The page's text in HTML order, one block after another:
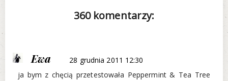
360 komentarzy:
Ewa
28 grudnia 2011 12:30
ja bym z chęcią przetestowała Peppermint & Tea Tree